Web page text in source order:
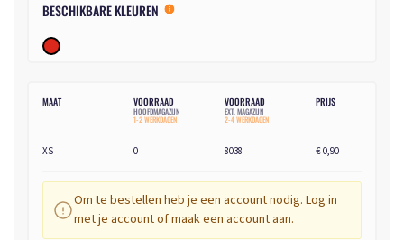
BESCHIKBARE KLEUREN
MAAT VOORRAAD
HOOFDMAGAZIJN
1-2 WERKDAGEN
VOORRAAD
EXT. MAGAZIJN
2-4 WERKDAGEN
PRIJS
XS 0 8038 € 0,90
Om te bestellen heb je een account nodig. Log in
met je account of maak een account aan.